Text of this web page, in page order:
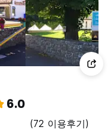
6.0
(72 이용후기)